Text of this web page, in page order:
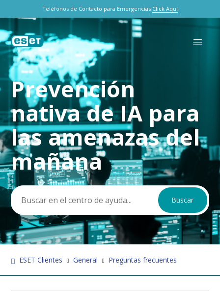
Teléfonos de Contacto para Emergencias Click Aquí
Búsqueda
Prevención
nativa de IA para
las amenazas del
mañana
ESET Clientes General Preguntas frecuentes